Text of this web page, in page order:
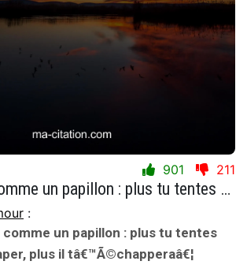
901 211
L'amour est comme un papillon : plus tu tentes de lâ€™attraper, plus il tâ€™Ã©chapperaâ€¦
:
un papillon : plus tu tentes
plus il tâ€™Ã©chapperaâ€¦